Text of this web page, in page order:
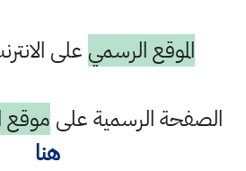
الموقع الرسمي على
الصفحة الرسمية على موقع
هنا